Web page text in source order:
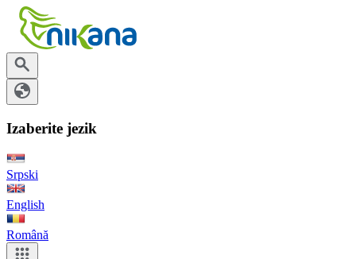
Izaberite jezik
Srpski
English
Română